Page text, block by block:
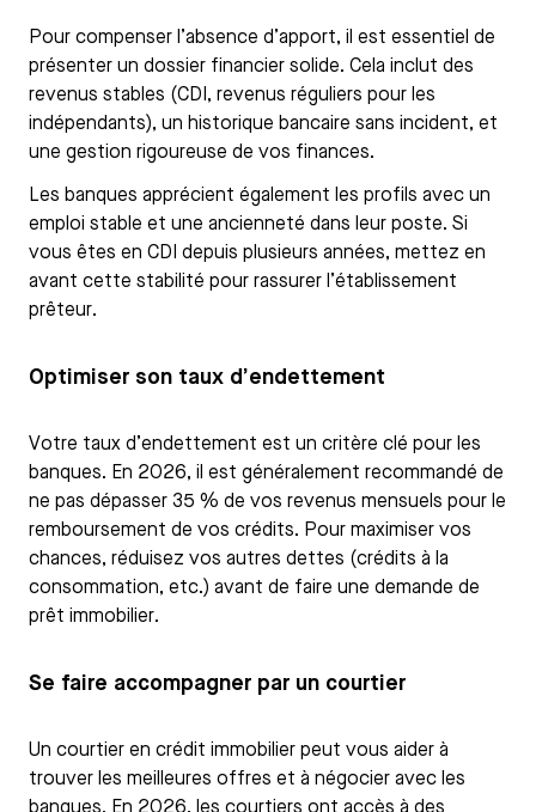
Pour compenser l’absence d’apport, il est essentiel de
présenter un dossier financier solide. Cela inclut des
revenus stables (CDI, revenus réguliers pour les
indépendants), un historique bancaire sans incident, et
une gestion rigoureuse de vos finances.
Les banques apprécient également les profils avec un
emploi stable et une ancienneté dans leur poste. Si
vous êtes en CDI depuis plusieurs années, mettez en
avant cette stabilité pour rassurer l’établissement
prêteur.
Optimiser son taux d’endettement
Votre taux d’endettement est un critère clé pour les
banques. En 2026, il est généralement recommandé de
ne pas dépasser 35 % de vos revenus mensuels pour le
remboursement de vos crédits. Pour maximiser vos
chances, réduisez vos autres dettes (crédits à la
consommation, etc.) avant de faire une demande de
prêt immobilier.
Se faire accompagner par un courtier
Un courtier en crédit immobilier peut vous aider à
trouver les meilleures offres et à négocier avec les